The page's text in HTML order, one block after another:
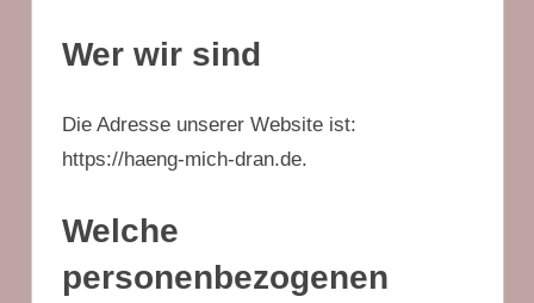
Wer wir sind
Die Adresse unserer Website ist:
https://haeng-mich-dran.de.
Welche
personenbezogenen